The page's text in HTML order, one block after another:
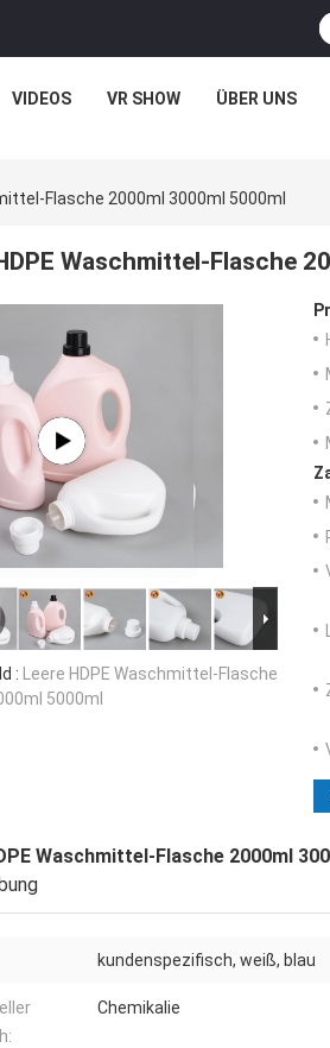
VIDEOS VR SHOW ÜBER UNS
Flasche 2000ml 3000ml 5000ml
Waschmittel-Flasche
: Leere HDPE Waschmittel-Flasche
5000ml
Waschmittel-Flasche 2000ml
kundenspezifisch, weiß, blau
Chemikalie